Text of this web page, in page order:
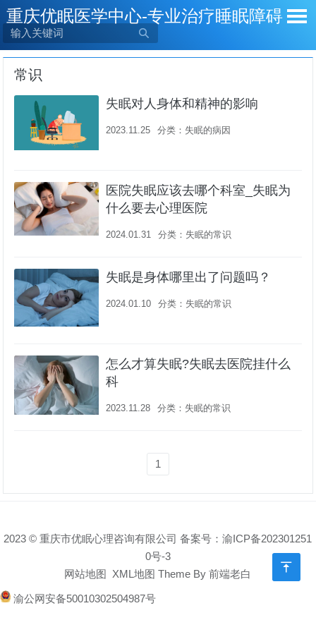
重庆优眠医学中心-专业治疗睡眠障碍

常识
失眠对人身体和精神的影响
2023.11.25 分类： 失眠的病因
医院失眠应该去哪个科室_失眠为
什么要去心理医院
2024.01.31 分类： 失眠的常识
失眠是身体哪里出了问题吗？
2024.01.10 分类： 失眠的常识
怎么才算失眠?失眠去医院挂什么
科
2023.11.28 分类： 失眠的常识
1
2023 © 重庆市优眠心理咨询有限公司 备案号：渝ICP备202301251
0号-3
网站地图 XML地图 Theme By前端老白 
渝公网安备50010302504987号